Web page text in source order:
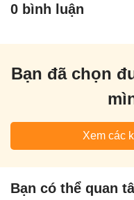
0 bình luận
Bạn đã chọn
Xem các
Bạn có thể quan